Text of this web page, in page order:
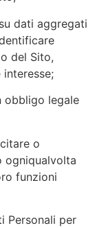
dati aggregati
del Sito,
obbligo legale
o
ogniqualvolta
funzioni
Personali per